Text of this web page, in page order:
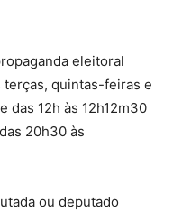
eleitoral
quintas-feiras e
das 12h às 12h12m30
20h30 às
ou deputado